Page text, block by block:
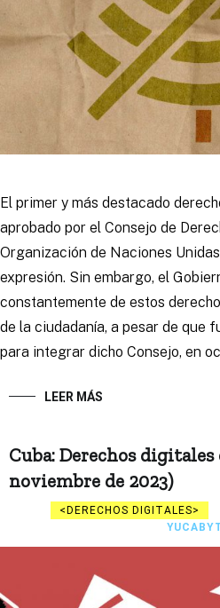
El primer y más destacado
aprobado por el Consejo de
Organización de Naciones
expresión. Sin embargo, el
constantemente de estos
de la ciudadanía, a pesar de que
para integrar dicho Consejo, en
LEER MÁS
Cuba: Derechos digitales
noviembre de 2023)
DERECHOS DIGITALES